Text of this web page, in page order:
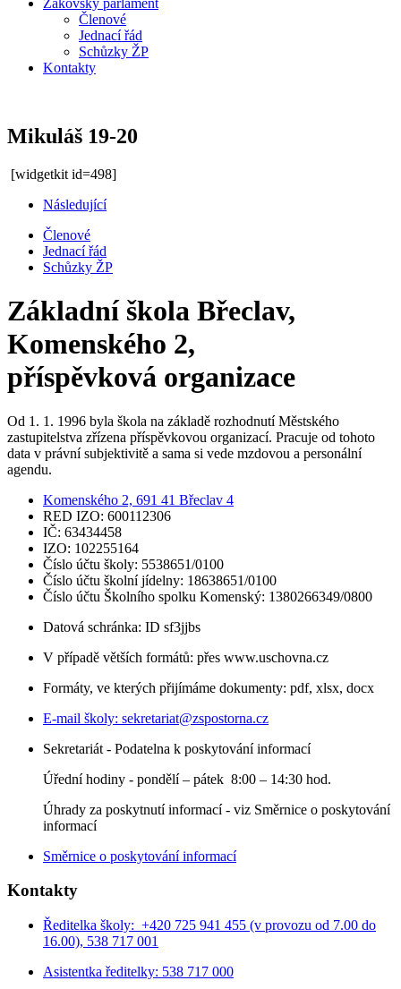
Žákovský parlament
Členové
Jednací řád
Schůzky ŽP
Kontakty
Mikuláš 19-20
[widgetkit id=498]
Následující
Členové
Jednací řád
Schůzky ŽP
Základní škola Břeclav,
Komenského 2,
příspěvková organizace
Od 1. 1. 1996 byla škola na základě rozhodnutí Městského
zastupitelstva zřízena příspěvkovou organizací. Pracuje od tohoto
data v právní subjektivitě a sama si vede mzdovou a personální
agendu.
Komenského 2, 691 41 Břeclav 4
RED IZO: 600112306
IČ: 63434458
IZO: 102255164
Číslo účtu školy: 5538651/0100
Číslo účtu školní jídelny: 18638651/0100
Číslo účtu Školního spolku Komenský: 1380266349/0800
Datová schránka: ID sf3jjbs
V případě větších formátů: přes www.uschovna.cz
Formáty, ve kterých přijímáme dokumenty: pdf, xlsx, docx
E-mail školy: sekretariat@zspostorna.cz
Sekretariát - Podatelna k poskytování informací
Úřední hodiny - pondělí – pátek 8:00 – 14:30 hod.
Úhrady za poskytnutí informací - viz Směrnice o poskytování
informací
Směrnice o poskytování informací
Kontakty
Ředitelka školy: +420 725 941 455 (v provozu od 7.00 do
16.00), 538 717 001
Asistentka ředitelky: 538 717 000